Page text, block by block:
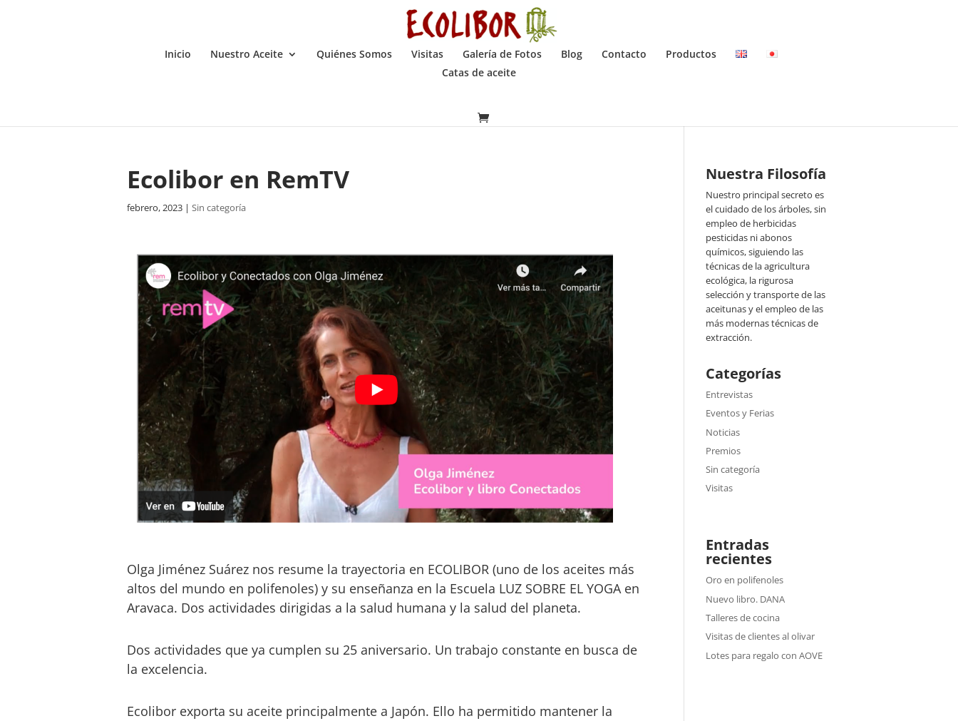
Inicio Nuestro Aceite Quiénes Somos Visitas Galería de Fotos Blog Contacto
Productos
Catas de aceite
Ecolibor en RemTV
febrero, 2023| Sin categoría
Olga Jiménez Suárez nos resume la trayectoria en ECOLIBOR (uno de los aceites más
altos del mundo en polifenoles) y su enseñanza en la Escuela LUZ SOBRE EL YOGA en
Aravaca. Dos actividades dirigidas a la salud humana y la salud del planeta.
Dos actividades que ya cumplen su 25 aniversario. Un trabajo constante en busca de
la excelencia.
Ecolibor exporta su aceite principalmente a Japón. Ello ha permitido mantener la
Nuestra Filosofía
Nuestro principal secreto es
el cuidado de los árboles, sin
empleo de herbicidas
pesticidas ni abonos
químicos, siguiendo las
técnicas de la agricultura
ecológica, la rigurosa
selección y transporte de las
aceitunas y el empleo de las
más modernas técnicas de
extracción.
Categorías
Entrevistas
Eventos y Ferias
Noticias
Premios
Sin categoría
Visitas
Entradas
recientes
Oro en polifenoles
Nuevo libro. DANA
Talleres de cocina
Visitas de clientes al olivar
Lotes para regalo con AOVE